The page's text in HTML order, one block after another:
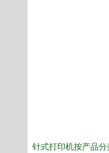
针式打印机按产品